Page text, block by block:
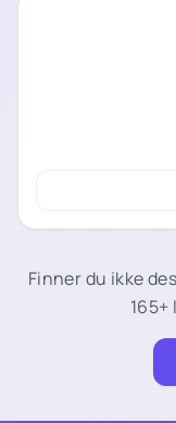
Finner du ikke